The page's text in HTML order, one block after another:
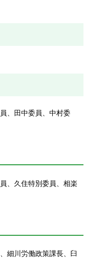
、田中委員、中村委
、久住特別委員、相楽
細川労働政策課長、臼